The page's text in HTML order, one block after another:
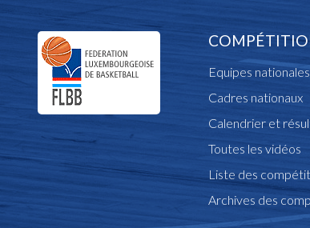
Equipes nationales
Cadres nationaux
Calendrier et
Toutes les vidéos
Liste des
Archives des